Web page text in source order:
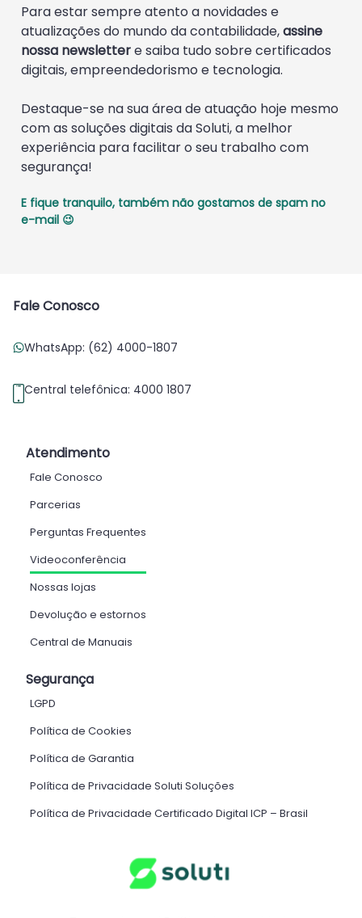
Para estar sempre atento a novidades e
atualizações do mundo da contabilidade,assine
nossa newslettere saiba tudo sobre certificados
digitais, empreendedorismo e tecnologia.
Destaque-se na sua área de atuação hoje mesmo
com as soluções digitais da Soluti, a melhor
experiência para facilitar o seu trabalho com
segurança!
E fique tranquilo, também não gostamos de spam no
e-mail 😉
Fale Conosco
WhatsApp: (62) 4000-1807
Central telefônica: 4000 1807
Atendimento
Fale Conosco
Parcerias
Perguntas Frequentes
Videoconferência
Nossas lojas
Devolução e estornos
Central de Manuais
Segurança
LGPD
Política de Cookies
Política de Garantia
Política de Privacidade Soluti Soluções
Política de Privacidade Certificado Digital ICP – Brasil ​